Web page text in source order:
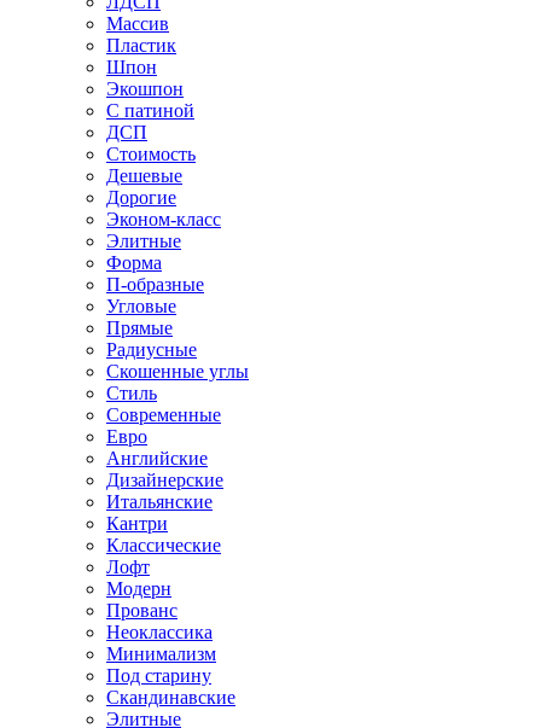
Массив
Пластик
Шпон
Экошпон
С патиной
ДСП
Стоимость
Дешевые
Дорогие
Эконом-класс
Элитные
Форма
П-образные
Угловые
Прямые
Радиусные
Скошенные углы
Стиль
Современные
Евро
Английские
Дизайнерские
Итальянские
Кантри
Классические
Лофт
Модерн
Прованс
Неоклассика
Минимализм
Под старину
Скандинавские
Элитные